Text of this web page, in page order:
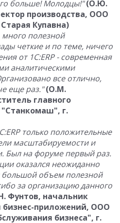
больше! Молодцы!" (О.Ю.
производства, ООО
Купавна)
полезной
четкие и по теме, ничего
от 1С:ERP - современная
аналитическими
все отлично,
еще раз." (О.М.
главного
г.
ERP только положительные
масштабируемости и
Был на форуме первый раз.
оказался неожиданно
объем полезной
за организацию данного
Фунтов, начальник
бизнес-приложений, ООО
бизнеса", г.